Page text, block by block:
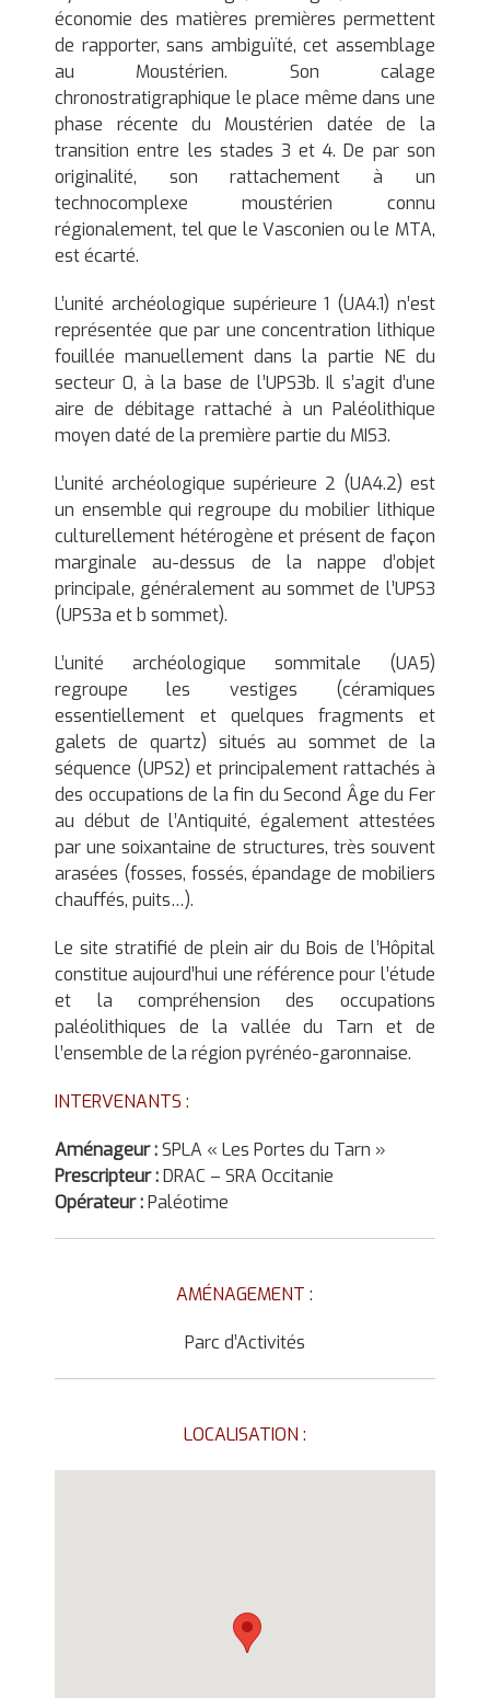
économie des matières premières permettent
de rapporter, sans ambiguïté, cet assemblage
au Moustérien. Son calage
chronostratigraphique le place même dans une
phase récente du Moustérien datée de la
transition entre les stades 3 et 4. De par son
originalité, son rattachement à un
technocomplexe moustérien connu
régionalement, tel que le Vasconien ou le MTA,
est écarté.
L’unité archéologique supérieure 1 (UA4.1) n’est
représentée que par une concentration lithique
fouillée manuellement dans la partie NE du
secteur 0, à la base de l’UPS3b. Il s’agit d’une
aire de débitage rattaché à un Paléolithique
moyen daté de la première partie du MIS3.
L’unité archéologique supérieure 2 (UA4.2) est
un ensemble qui regroupe du mobilier lithique
culturellement hétérogène et présent de façon
marginale au-dessus de la nappe d’objet
principale, généralement au sommet de l’UPS3
(UPS3a et b sommet).
L’unité archéologique sommitale (UA5)
regroupe les vestiges (céramiques
essentiellement et quelques fragments et
galets de quartz) situés au sommet de la
séquence (UPS2) et principalement rattachés à
des occupations de la fin du Second Âge du Fer
au début de l’Antiquité, également attestées
par une soixantaine de structures, très souvent
arasées (fosses, fossés, épandage de mobiliers
chauffés, puits…).
Le site stratifié de plein air du Bois de l’Hôpital
constitue aujourd’hui une référence pour l’étude
et la compréhension des occupations
paléolithiques de la vallée du Tarn et de
l’ensemble de la région pyrénéo-garonnaise.
INTERVENANTS :
Aménageur :SPLA « Les Portes du Tarn »
Prescripteur :DRAC – SRA Occitanie
Opérateur :Paléotime
AMÉNAGEMENT :
Parc d’Activités
LOCALISATION :